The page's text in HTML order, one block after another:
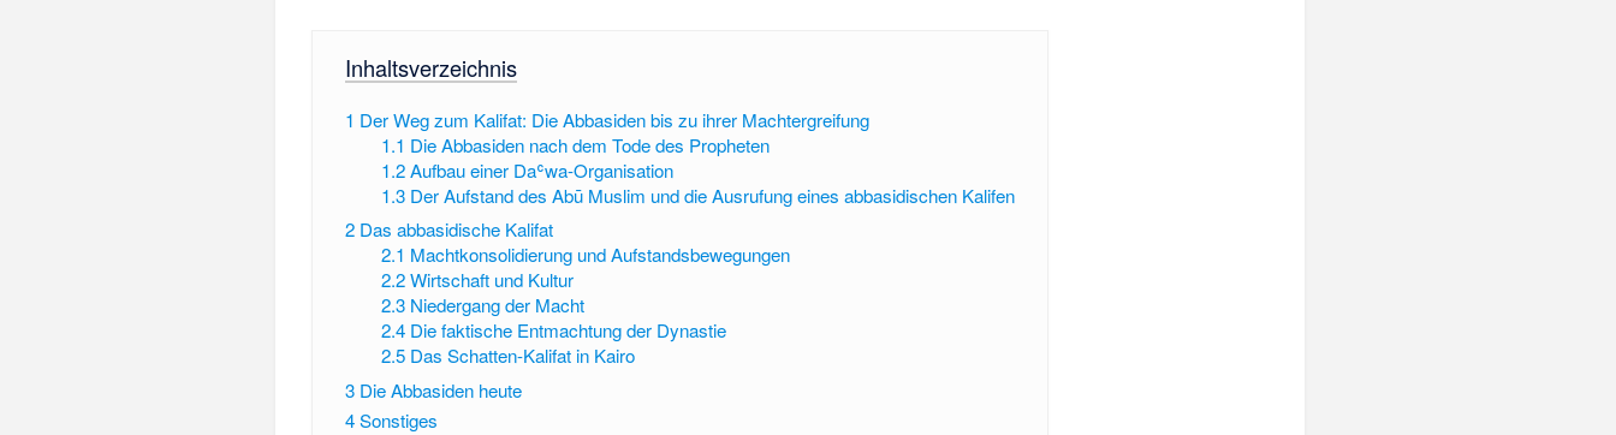
Inhaltsverzeichnis
1 Der Weg zum Kalifat: Die Abbasiden bis zu ihrer Machtergreifung
1.1 Die Abbasiden nach dem Tode des Propheten
1.2 Aufbau einer Daʿwa-Organisation
1.3 Der Aufstand des Abū Muslim und die Ausrufung eines abbasidischen Kalifen
2 Das abbasidische Kalifat
2.1 Machtkonsolidierung und Aufstandsbewegungen
2.2 Wirtschaft und Kultur
2.3 Niedergang der Macht
2.4 Die faktische Entmachtung der Dynastie
2.5 Das Schatten-Kalifat in Kairo
3 Die Abbasiden heute
4Sonstiges